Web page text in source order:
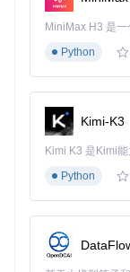
构建完成后，您
件，这个文件就
引擎"。
脚本导入：激活
Python
Kimi-K3
Python